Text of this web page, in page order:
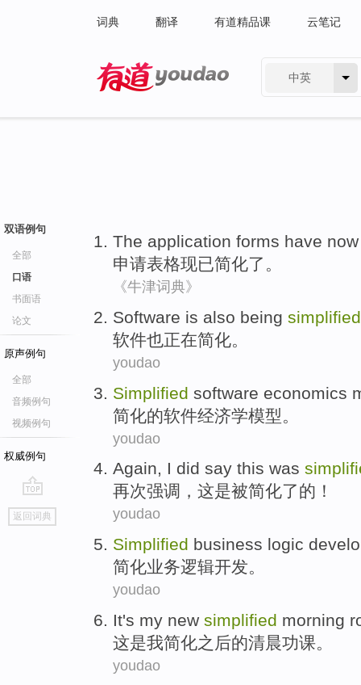
词典 翻译 有道精品课 云笔记
中英
双语例句
全部
口语
书面语
论文
原声例句
全部
音频例句
视频例句
权威例句
go
top
返回词典
The application forms have
申请表格现已简化了 。
《牛津词典》
Software is also being simplified
软件也正在简化。
youdao
Simplified software economics
简化的软件经济学模型 。
youdao
Again, I did say this was
再次强调 ， 这是被简化了的！
youdao
Simplified business logic
简化业务逻辑开发。
youdao
It's my new simplified morning
这是我简化之后的清晨功课。
youdao